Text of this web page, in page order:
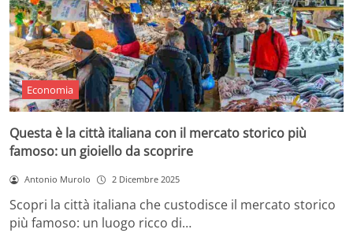
Economia
Questa è la città italiana con il mercato storico più
famoso: un gioiello da scoprire
Antonio Murolo 2 Dicembre 2025
Scopri la città italiana che custodisce il mercato storico
più famoso: un luogo ricco di…